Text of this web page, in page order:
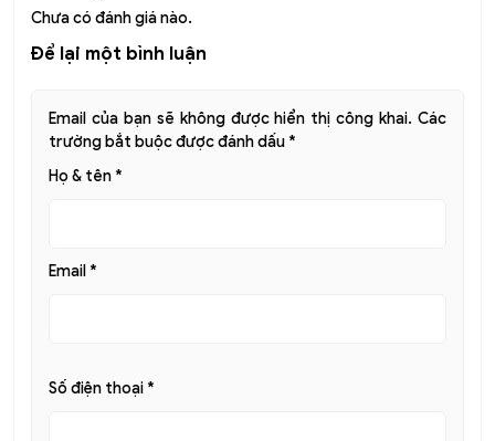
Chưa có đánh giá nào.
Để lại một bình luận
Email của bạn sẽ không được hiển thị công khai. Các
trường bắt buộc được đánh dấu *
Họ & tên *
Email *
Số điện thoại *